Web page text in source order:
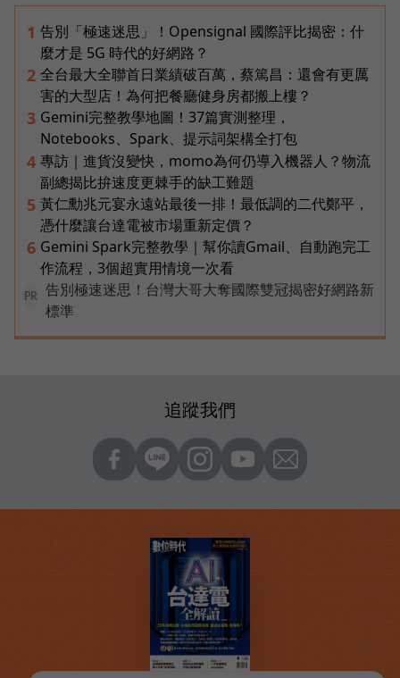
1 告別「極速迷思」！Opensignal 國際評比揭密：什
麼才是 5G 時代的好網路？
2 全台最大全聯首日業績破百萬，蔡篤昌：還會有更厲
害的大型店！為何把餐廳健身房都搬上樓？
3 Gemini完整教學地圖！37篇實測整理，
Notebooks、Spark、提示詞架構全打包
4 專訪｜進貨沒變快，momo為何仍導入機器人？物流
副總揭比拚速度更棘手的缺工難題
5 黃仁勳兆元宴永遠站最後一排！最低調的二代鄭平，
憑什麼讓台達電被市場重新定價？
6 Gemini Spark完整教學｜幫你讀Gmail、自動跑完工
作流程，3個超實用情境一次看
PR
告別極速迷思！台灣大哥大奪國際雙冠揭密好網路新
標準
追蹤我們